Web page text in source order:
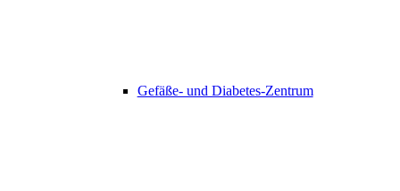
Gefäße- und Diabetes-Zentrum